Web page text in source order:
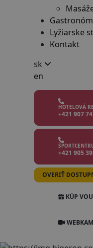
Lyžiarske
Kontakt
sk
en
HOTELOVÁ
+421 907
+421 905
OVERIŤ
KÚP